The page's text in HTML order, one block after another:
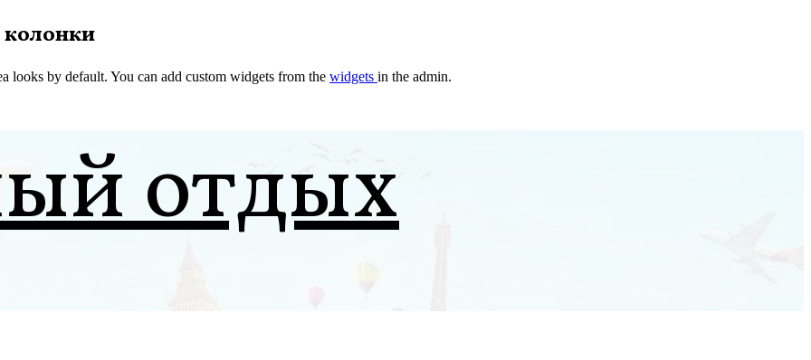
looks by default. You can add custom widgets from the widgets in the admin.
отдых